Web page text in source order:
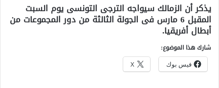
يذكر أن الزمالك سيواجه الترجى التونسى يوم السبت
المقبل 6 مارس فى الجولة الثالثة من دور المجموعات من
أبطال أفريقيا.
شارك هذا الموضوع:
فيس بوك X